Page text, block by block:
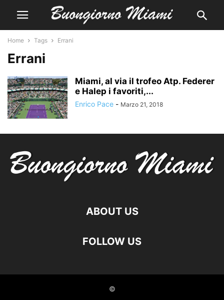
Home Tags Errani
Errani
Miami, al via il trofeo Atp. Federer
e Halep i favoriti,...
Enrico Pace - Marzo 21, 2018
ABOUT US
FOLLOW US
©